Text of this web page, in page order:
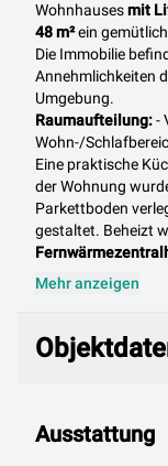
Wohnhausesmit
48 m²ein
Die Immobilie
Annehmlichkeiten
Umgebung.
Raumaufteilung:-
Wohn-/
Eine praktische
der Wohnung
Parkettboden
gestaltet. Beheizt
Mehr anzeigen
Ausstattung